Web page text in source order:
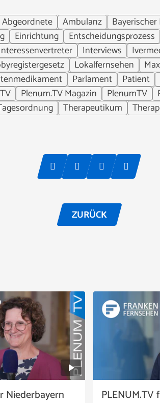
Abgeordnete Ambulanz
Einrichtung Entscheidungsprozess
Interviews
Lokalfernsehen
Parlament Patient
Plenum.TV Magazin PlenumTV
Therapeutikum
ZURÜCK
Niederbayern
PLENUM.TV